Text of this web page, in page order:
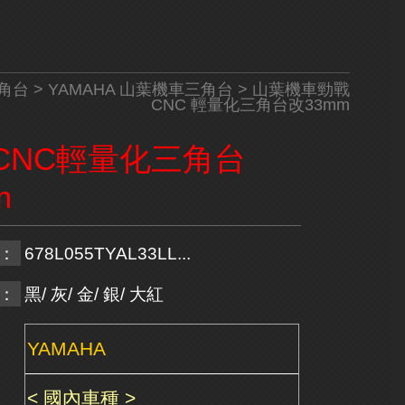
台 > YAMAHA 山葉機車三角台 > 山葉機車勁戰
CNC 輕量化三角台改33mm
輕量化三角台
678L055TYAL33LL...
黑/ 灰/ 金/ 銀/ 大紅
YAMAHA
< 國內車種 >